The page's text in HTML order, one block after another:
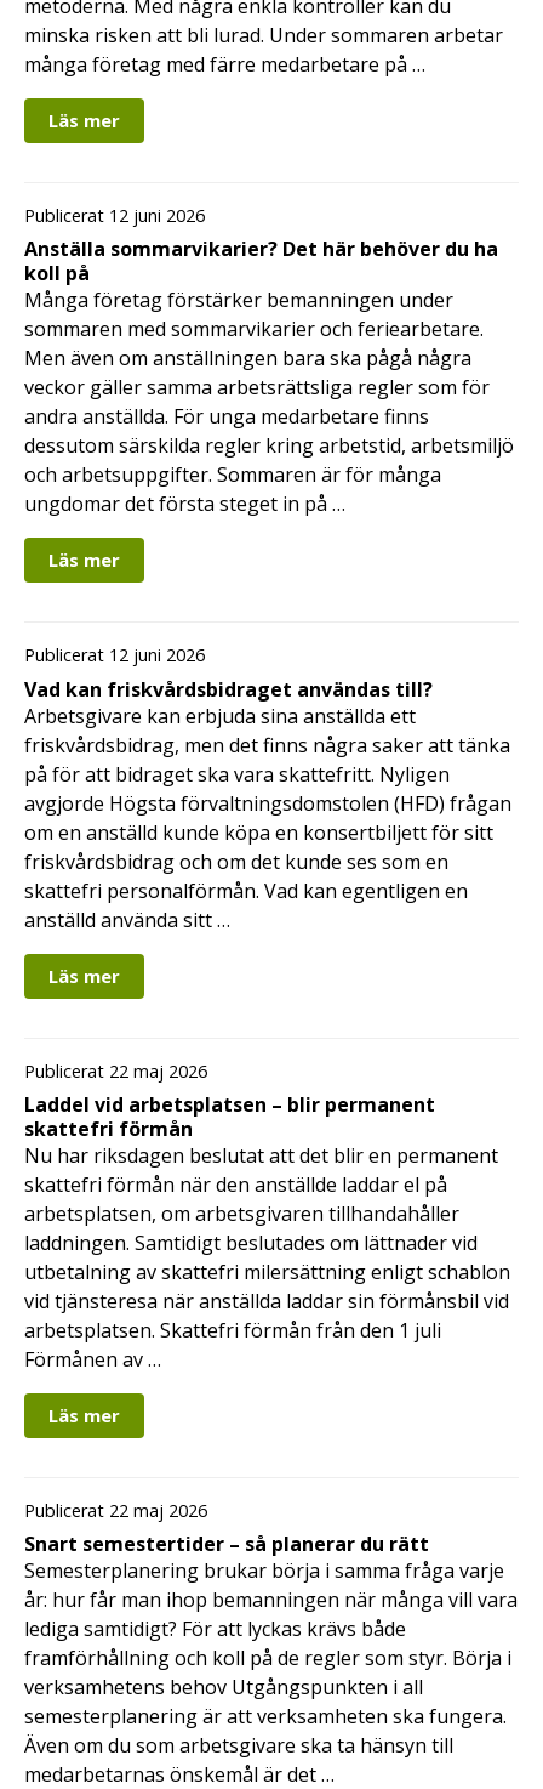
metoderna. Med några enkla kontroller kan du
minska risken att bli lurad. Under sommaren arbetar
många företag med färre medarbetare på …
Läs mer
Publicerat 12 juni 2026
Anställa sommarvikarier? Det här behöver du ha
koll på
Många företag förstärker bemanningen under
sommaren med sommarvikarier och feriearbetare.
Men även om anställningen bara ska pågå några
veckor gäller samma arbetsrättsliga regler som för
andra anställda. För unga medarbetare finns
dessutom särskilda regler kring arbetstid, arbetsmiljö
och arbetsuppgifter. Sommaren är för många
ungdomar det första steget in på …
Läs mer
Publicerat 12 juni 2026
Vad kan friskvårdsbidraget användas till?
Arbetsgivare kan erbjuda sina anställda ett
friskvårdsbidrag, men det finns några saker att tänka
på för att bidraget ska vara skattefritt. Nyligen
avgjorde Högsta förvaltningsdomstolen (HFD) frågan
om en anställd kunde köpa en konsertbiljett för sitt
friskvårdsbidrag och om det kunde ses som en
skattefri personalförmån. Vad kan egentligen en
anställd använda sitt …
Läs mer
Publicerat 22 maj 2026
Laddel vid arbetsplatsen – blir permanent
skattefri förmån
Nu har riksdagen beslutat att det blir en permanent
skattefri förmån när den anställde laddar el på
arbetsplatsen, om arbetsgivaren tillhandahåller
laddningen. Samtidigt beslutades om lättnader vid
utbetalning av skattefri milersättning enligt schablon
vid tjänsteresa när anställda laddar sin förmånsbil vid
arbetsplatsen. Skattefri förmån från den 1 juli
Förmånen av …
Läs mer
Publicerat 22 maj 2026
Snart semestertider – så planerar du rätt
Semesterplanering brukar börja i samma fråga varje
år: hur får man ihop bemanningen när många vill vara
lediga samtidigt? För att lyckas krävs både
framförhållning och koll på de regler som styr. Börja i
verksamhetens behov Utgångspunkten i all
semesterplanering är att verksamheten ska fungera.
Även om du som arbetsgivare ska ta hänsyn till
medarbetarnas önskemål är det …